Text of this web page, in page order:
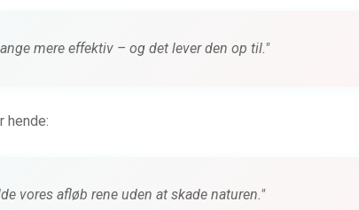
mere effektiv – og det lever den op til."
hende:
vores afløb rene uden at skade naturen."